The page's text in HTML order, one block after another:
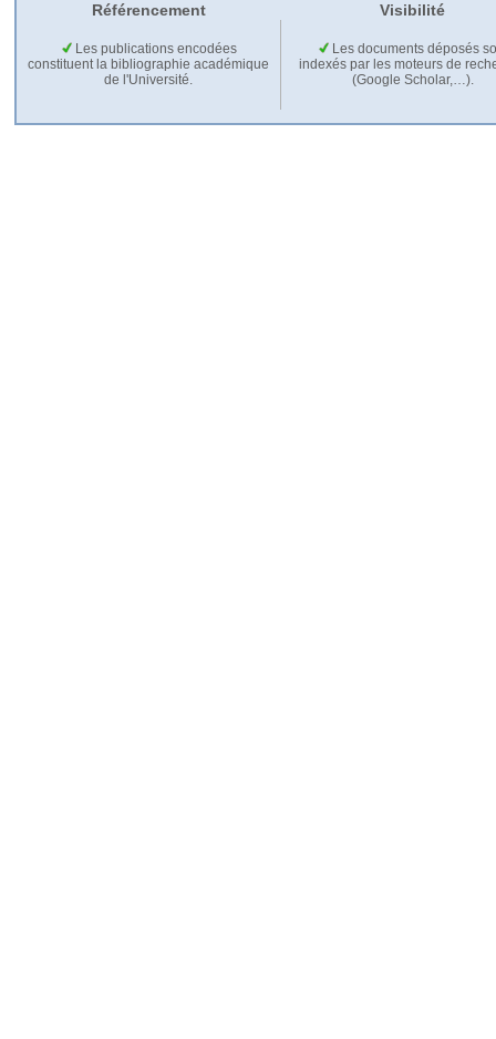
Référencement Visibilité
Les publications encodées
constituent la bibliographie académique
de l'Université.
Les documents déposés
indexés par les moteurs de
(Google Scholar,…).